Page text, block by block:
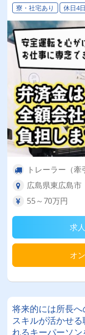
寮・社宅あり 休日4
トレーラー（牽
広島県東広島市
55～70万円
求
オ
将来的には所長
スキルが活かせ
れるキーパーソ